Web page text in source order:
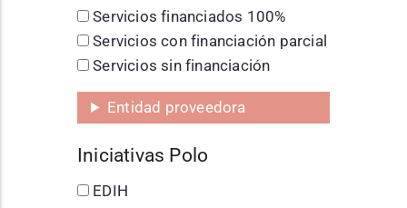
Servicios financiados 100%
Servicios con financiación parcial
Servicios sin financiación
Entidad proveedora
Iniciativas Polo
EDIH